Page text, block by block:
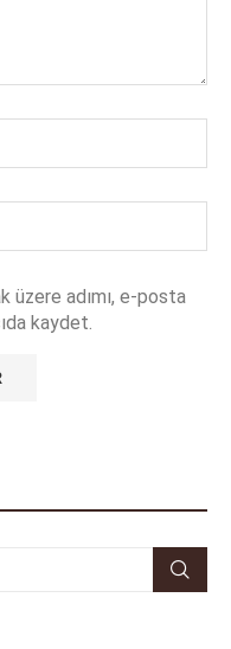
üzere adımı, e-posta
kaydet.